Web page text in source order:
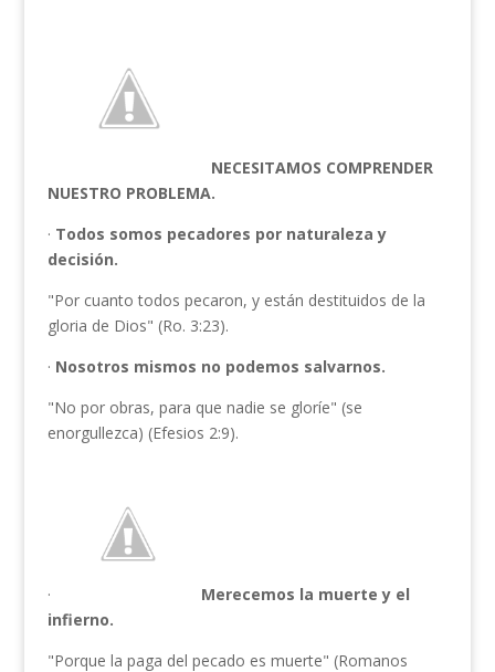
NECESITAMOS COMPRENDER
NUESTRO PROBLEMA.
· Todos somos pecadores por natu­raleza y
decisión.
"Por cuanto todos pecaron, y están destituidos de la
gloria de Dios" (Ro. 3:23).
· Nosotros mismos no podemos salvarnos.
"No por obras, para que nadie se gloríe" (se
enorgullezca) (Efesios 2:9).
·
Merecemos la muerte y el
infierno.
"Porque la paga del pecado es muerte" (Romanos